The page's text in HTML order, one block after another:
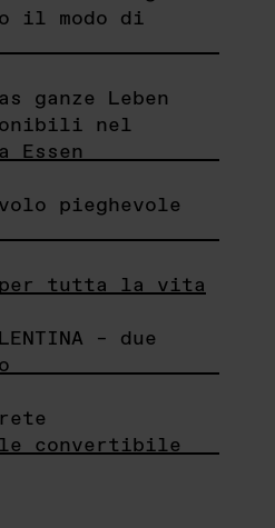
il modo di
ganze Leben
nel
Essen
pieghevole
per tutta la vita
– due
convertibile